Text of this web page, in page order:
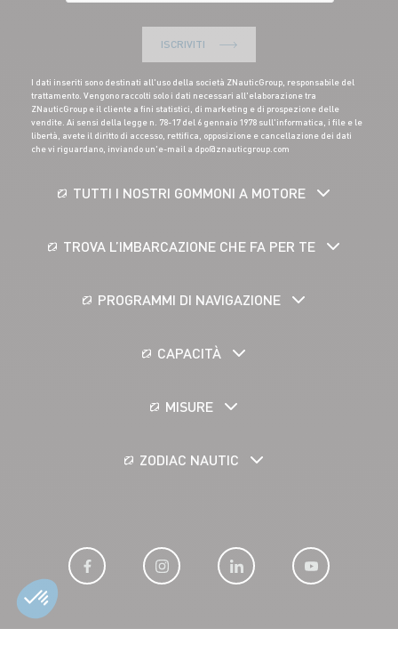
ISCRIVITI
I dati inseriti sono destinati all'uso della società ZNauticGroup, responsabile del
trattamento. Vengono raccolti solo i dati necessari all'elaborazione tra
ZNauticGroup e il cliente a fini statistici, di marketing e di prospezione delle
vendite. Ai sensi della legge n. 78-17 del 6 gennaio 1978 sull'informatica, i file e le
libertà, avete il diritto di accesso, rettifica, opposizione e cancellazione dei dati
che vi riguardano, inviando un'e-mail a dpo@znauticgroup.com
TUTTI I NOSTRI GOMMONI A MOTORE
TROVA L’IMBARCAZIONE CHE FA PER TE
PROGRAMMI DI NAVIGAZIONE
CAPACITÀ
MISURE
ZODIAC NAUTIC